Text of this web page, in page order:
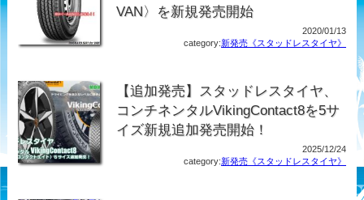
VAN〉を新規発売開始
2020/01/13
category:新発売《スタッドレスタイヤ》
【追加発売】スタッドレスタイヤ、
コンチネンタルVikingContact8を5サ
イズ新規追加発売開始！
2025/12/24
category:新発売《スタッドレスタイヤ》